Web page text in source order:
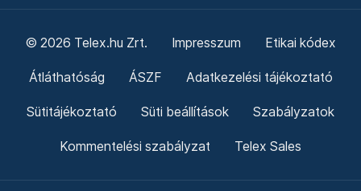
© 2026 Telex.hu Zrt. Impresszum Etikai kódex
Átláthatóság ÁSZF Adatkezelési tájékoztató
Sütitájékoztató Süti beállítások Szabályzatok
Kommentelési szabályzat Telex Sales